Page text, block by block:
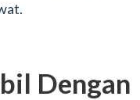
Dengan